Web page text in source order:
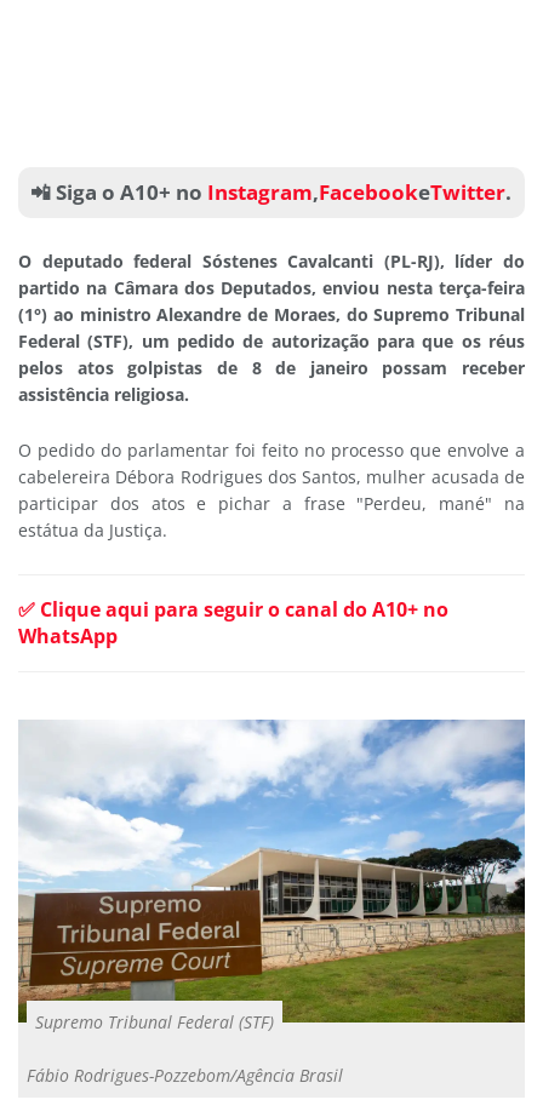
📲 Siga o A10+ no Instagram,FacebookeTwitter.
O deputado federal Sóstenes Cavalcanti (PL-RJ), líder do
partido na Câmara dos Deputados, enviou nesta terça-feira
(1°) ao ministro Alexandre de Moraes, do Supremo Tribunal
Federal (STF), um pedido de autorização para que os réus
pelos atos golpistas de 8 de janeiro possam receber
assistência religiosa.
O pedido do parlamentar foi feito no processo que envolve a
cabelereira Débora Rodrigues dos Santos, mulher acusada de
participar dos atos e pichar a frase "Perdeu, mané" na
estátua da Justiça.
✅ Clique aqui para seguir o canal do A10+ no
WhatsApp
Supremo Tribunal Federal (STF)
Fábio Rodrigues-Pozzebom/Agência Brasil